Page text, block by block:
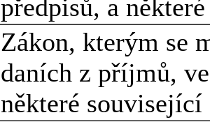
předpisů, a
Zákon, kterým se
daních z příjmů,
některé související